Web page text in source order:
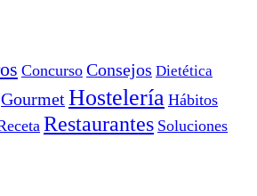
Concurso Consejos Dietética
GourmetHostelería Hábitos
Restaurantes Soluciones